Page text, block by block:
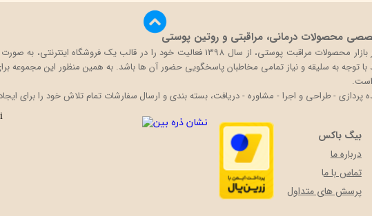
بیگ باکس
درباره ما
تماس با ما
پرسش های متداول
محصولات درمانی، مراقبتی و روتین پوستی
بیگ باکس با تکیه بر دانش و تجربه حضور در بازار محصولات مراقبت پوستی، از سال 1398
با توجه به سلیقه و نیاز تمامی مخاطبان پاسخگویی حضور آن ها باشد. به همین منظور این مجموعه
است.
- طراحی و اجرا - مشاوره - دریافت، بسته بندی و ارسال سفارشات تمام تلاش خود را برای